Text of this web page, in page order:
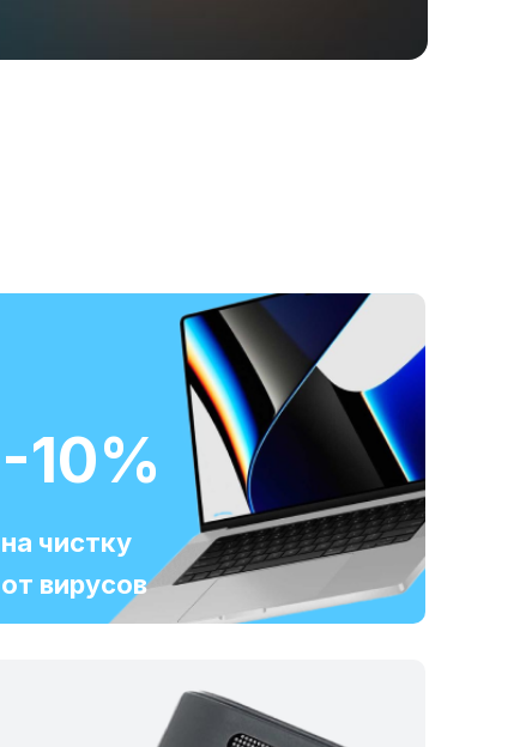
-10%
на чистку
от вирусов